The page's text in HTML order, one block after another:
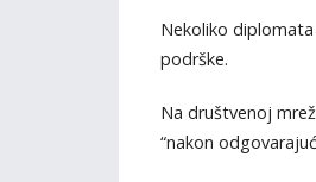
Nekoliko
podrške.
Na društvenoj
“nakon